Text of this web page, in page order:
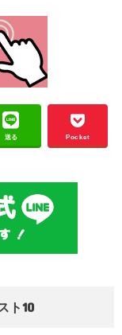
送る Pocket
ト10